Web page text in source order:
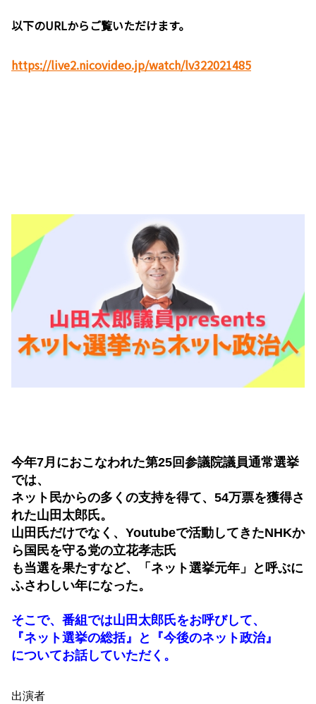
以下のURLからご覧いただけます。
https://live2.nicovideo.jp/watch/lv322021485
今年7月におこなわれた第25回参議院議員通常選挙
では、
ネット民からの多くの支持を得て、54万票を獲得さ
れた山田太郎氏。
山田氏だけでなく、Youtubeで活動してきたNHKか
ら国民を守る党の立花孝志氏
も当選を果たすなど、「ネット選挙元年」と呼ぶに
ふさわしい年になった。
そこで、番組では山田太郎氏をお呼びして、
『ネット選挙の総括』と『今後のネット政治』
についてお話していただく。
出演者